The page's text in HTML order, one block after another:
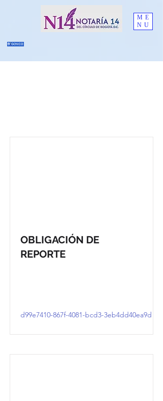
ME
NU
OBLIGACIÓN DE
REPORTE
d99e7410-867f-4081-bcd3-3eb4dd40ea9d